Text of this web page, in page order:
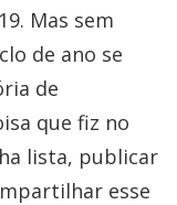
Mas sem
de ano se
de
que fiz no
lista, publicar
esse